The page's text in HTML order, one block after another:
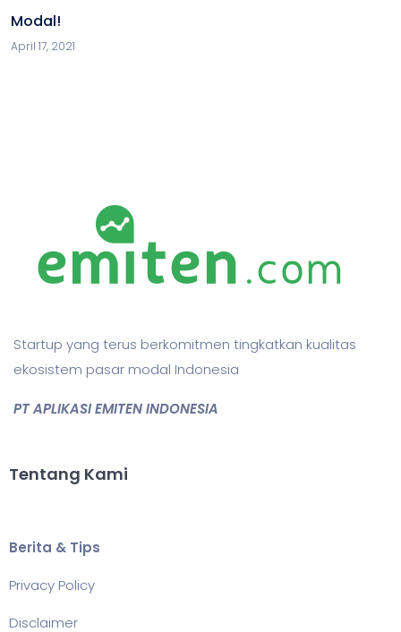
Modal!
April 17, 2021
Startup yang terus berkomitmen tingkatkan kualitas
ekosistem pasar modal Indonesia
PT APLIKASI EMITEN INDONESIA
Tentang Kami
Berita & Tips
Privacy Policy
Disclaimer